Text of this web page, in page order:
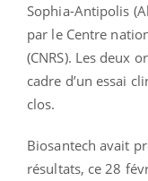
Sophia-Antipolis
par le Centre
(CNRS). Les deux
cadre d’un essai
clos.
Biosantech avait
résultats, ce 28